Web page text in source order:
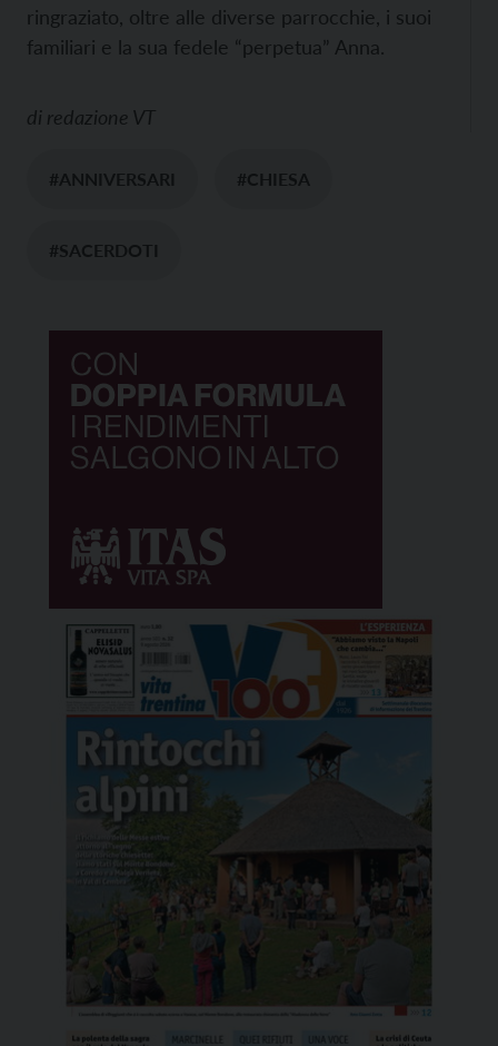
ringraziato, oltre alle diverse parrocchie, i suoi
familiari e la sua fedele “perpetua” Anna.
di redazione VT
#ANNIVERSARI #CHIESA
#SACERDOTI